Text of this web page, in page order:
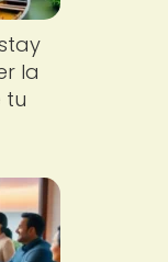
la
tu